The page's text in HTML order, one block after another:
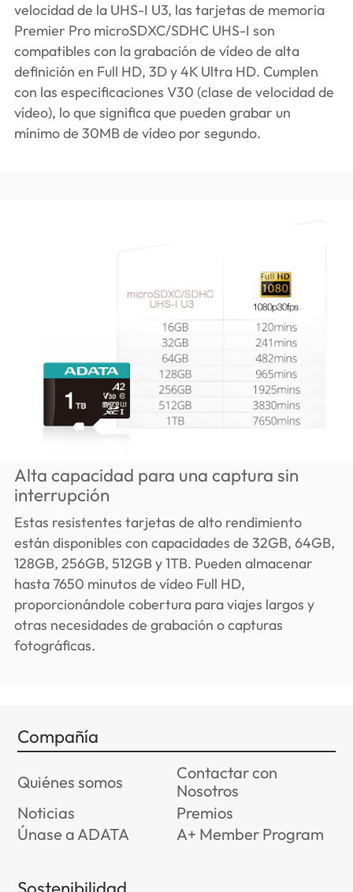
velocidad de la UHS-I U3, las tarjetas de memoria
Premier Pro microSDXC/SDHC UHS-I son
compatibles con la grabación de vídeo de alta
definición en Full HD, 3D y 4K Ultra HD. Cumplen
con las especificaciones V30 (clase de velocidad de
vídeo), lo que significa que pueden grabar un
mínimo de 30MB de vídeo por segundo.
Alta capacidad para una captura sin
interrupción
Estas resistentes tarjetas de alto rendimiento
están disponibles con capacidades de 32GB, 64GB,
128GB, 256GB, 512GB y 1TB. Pueden almacenar
hasta 7650 minutos de vídeo Full HD,
proporcionándole cobertura para viajes largos y
otras necesidades de grabación o capturas
fotográficas.
Compañía
Quiénes somos
Contactar con
Nosotros
Noticias
Premios
Únase a ADATA
A+ Member Program